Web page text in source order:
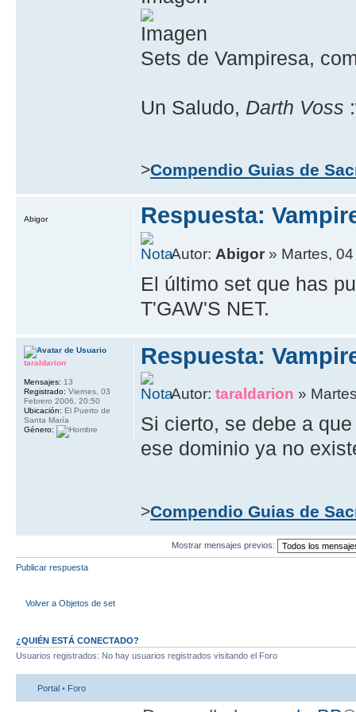
Sets de Vampiresa,
Un Saludo, Darth Voss
>Compendio Guias de
Respuesta:
Autor: Abigor » Martes,
El último set que has
T'GAW'S NET.
Abigor
Respuesta:
Autor:taraldarion »
Si cierto, se debe a
ese dominio ya no
>Compendio Guias de
taraldarion
Mensajes: 13
Registrado: Viernes, 03
Febrero 2006, 20:50
Ubicación: El Puerto de
Santa María
Género:
Mostrar mensajes previos:
Publicar respuesta
Volver a Objetos de set
¿QUIÉN ESTÁ CONECTADO?
Usuarios registrados: No hay usuarios registrados visitando el Foro
Portal • Foro